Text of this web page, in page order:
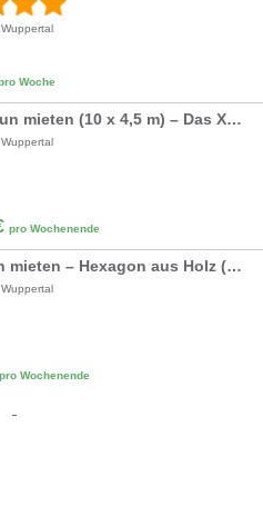
Wuppertal
Woche
Bungee-Run mieten (10 x 4,5 m) – Das XXL Action-Modul für Ihr Event
Wuppertal
pro Wochenende
Traubogen mieten – Hexagon aus Holz (XXL 220x250 cm) – Boho & Vintage Hochzeit
Wuppertal
pro Wochenende